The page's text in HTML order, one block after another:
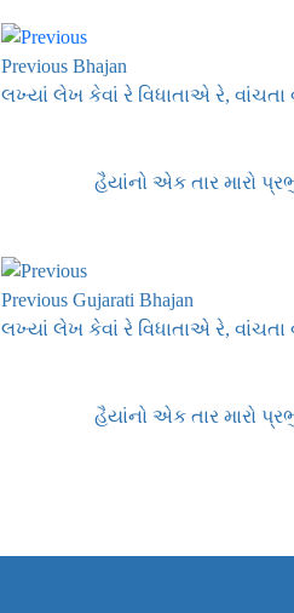
Previous Bhajan
લખ્યાં લેખ કેવાં રે વિધાતાએ રે,
હૈયાંનો એક તાર મારો
Previous Gujarati Bhajan
લખ્યાં લેખ કેવાં રે વિધાતાએ રે,
હૈયાંનો એક તાર મારો